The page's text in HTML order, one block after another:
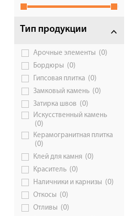
Оплата
Галерея объектов
Контакты
Тип продукции
Арочные элементы (0)
Бордюры (0)
Гипсовая плитка (0)
Замковый камень (0)
Затирка швов (0)
Искусственный камень
(0)
Керамогранитная плитка
(0)
Клей для камня (0)
Краситель (0)
Наличники и карнизы (0)
Откосы (0)
Отливы (0)